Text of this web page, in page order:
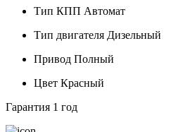
Тип КПП Автомат
Тип двигателя Дизельный
Привод Полный
Цвет Красный
Гарантия 1 год